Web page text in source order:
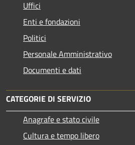
Uffici
Enti e fondazioni
Politici
Personale Amministrativo
Documenti e dati
CATEGORIE DI SERVIZIO
Anagrafe e stato civile
Cultura e tempo libero